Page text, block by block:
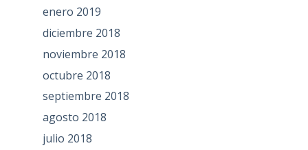
enero 2019
diciembre 2018
noviembre 2018
octubre 2018
septiembre 2018
agosto 2018
julio 2018